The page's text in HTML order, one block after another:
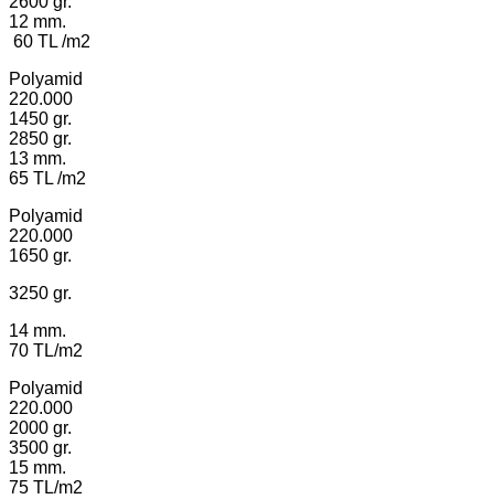
12 mm.
60 TL /m2
Polyamid
220.000
1450 gr.
2850 gr.
13 mm.
65 TL /m2
Polyamid
220.000
1650 gr.
3250 gr.
14 mm.
70 TL/m2
Polyamid
220.000
2000 gr.
3500 gr.
15 mm.
75 TL/m2